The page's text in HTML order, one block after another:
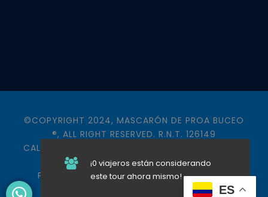
¡0 viajeros están considerando
este tour ahora mismo!
©COPYRIGHT 2024, MASCARÓN DE PROA BUCEO
®, ALL RIGHT RESERVED. R.N.T. 126149
CALLE 32E 76 108, LAURELES – NOGAL, MEDELLÍN -
COLOMBIA
POWERED BYHIPERMUNDOS DISEÑO WEB &
ES